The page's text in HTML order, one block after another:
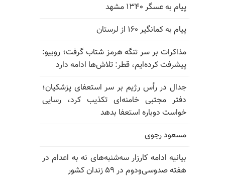
پیام به عسگر ۱۳۴۰ مشهد
پیام به کمانگیر ۱۶۰ از لرستان
مذاکرات بر سر تنگه هرمز شتاب گرفت؛ روبیو:
پیشرفت کرده‌ایم، قطر: تلاش‌ها ادامه دارد
جدال در رأس رژیم بر سر استعفای پزشکیان؛
دفتر مجتبی خامنه‌ای تکذیب کرد، رسایی
خواست دوباره استعفا بدهد
مسعود رجوی
بیانیه ادامه کارزار سه‌شنبه‌های نه به اعدام در
هفته صدوسی‌و‌دوم در ۵۹ زندان کشور